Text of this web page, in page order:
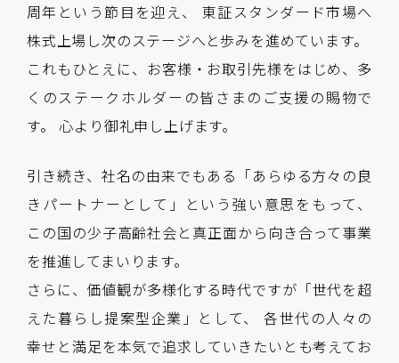
周年という節目を迎え、 東証スタンダード市場へ
株式上場し次のステージへと歩みを進めています。
これもひとえに、お客様・お取引先様をはじめ、多
くのステークホルダーの皆さまのご支援の賜物で
す。 心より御礼申し上げます。
引き続き、社名の由来でもある「あらゆる方々の良
きパートナーとして」という強い意思をもって、
この国の少子高齢社会と真正面から向き合って事業
を推進してまいります。
さらに、価値観が多様化する時代ですが「世代を超
えた暮らし提案型企業」として、 各世代の人々の
幸せと満足を本気で追求していきたいとも考えてお